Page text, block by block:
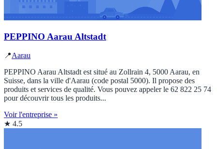
PEPPINO Aarau Altstadt
📍Aarau
PEPPINO Aarau Altstadt est situé au Zollrain 4, 5000 Aarau, en
Suisse, dans la ville d'Aarau (code postal 5000). Il propose des
produits et services de qualité. Vous pouvez appeler le 62 822 25 74
pour découvrir tous les produits...
Voir l'entreprise »
★ 4.5